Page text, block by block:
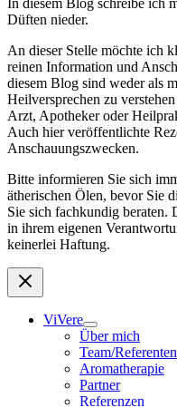
Düften nieder.
An dieser Stelle möchte ich
reinen Information und
diesem Blog sind weder als
Heilversprechen zu
Arzt, Apotheker oder
Auch hier veröffentlichte
Anschauungszwecken.
Bitte informieren Sie sich
ätherischen Ölen, bevor Sie
Sie sich fachkundig beraten.
in ihrem eigenen
keinerlei Haftung.
ViVere
Über mich
Team/Referenten
Aromatherapie
Partner
Referenzen